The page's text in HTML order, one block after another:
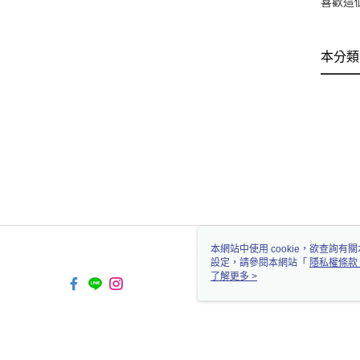
本分
本網站中使用 cookie，欲查詢有
設定，請參閱本網站「 隱私權條款
使用 cookie。
了解更多 >